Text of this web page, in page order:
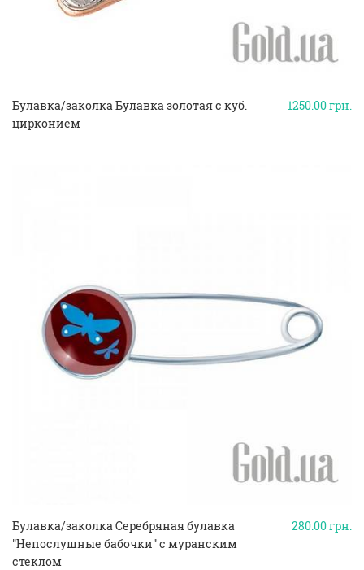
1250.00грн.
Булавка/заколка Булавка золотая с куб.
цирконием
280.00грн.
Булавка/заколка Серебряная булавка
"Непослушные бабочки" с муранским
стеклом